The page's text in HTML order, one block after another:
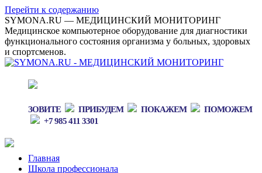
Перейти к содержанию
SYMONA.RU — МЕДИЦИНСКИЙ МОНИТОРИНГ
Медицинское компьютерное оборудование для диагностики
функционального состояния организма у больных, здоровых
и спортсменов.
ЗОВИТЕ ПРИБУДЕМ ПОКАЖЕМ
ПОМОЖЕМ
+7 985 411 3301
Главная
Школа профессионала